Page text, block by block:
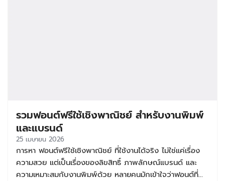
รวมฟอนต์ฟรีใช้เชิงพาณิชย์ สำหรับงานพิมพ์
และแบรนด์
25 เมษายน 2026
การหา ฟอนต์ฟรีใช้เชิงพาณิชย์ ที่ใช้งานได้จริง ไม่ใช่แค่เรื่อง
ความสวย แต่เป็นเรื่องของลิขสิทธิ์ ภาพลักษณ์แบรนด์ และ
ความเหมาะสมกับงานพิมพ์ด้วย หลายคนมักเข้าใจว่าฟอนต์ที่